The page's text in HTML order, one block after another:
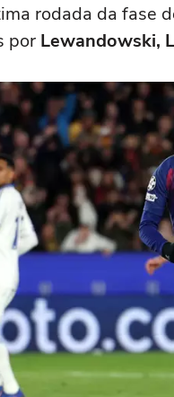
rodada da fase
por Lewandowski,